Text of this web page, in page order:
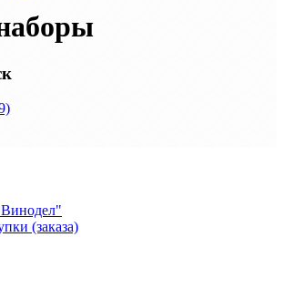
(заказа)